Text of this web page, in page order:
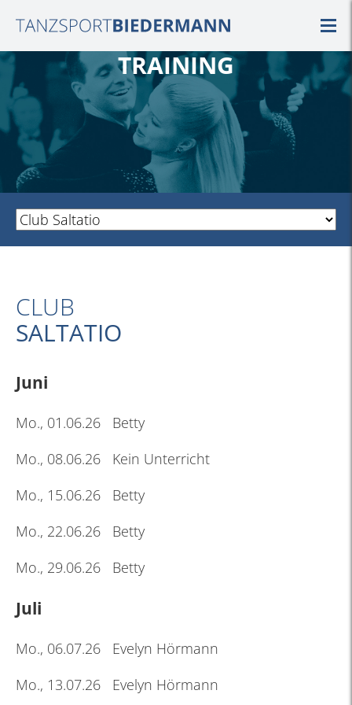
TRAINING
CLUB
SALTATIO
Juni
Mo., 01.06.26 Betty
Mo., 08.06.26 Kein Unterricht
Mo., 15.06.26 Betty
Mo., 22.06.26 Betty
Mo., 29.06.26 Betty
Juli
Mo., 06.07.26 Evelyn Hörmann
Mo., 13.07.26 Evelyn Hörmann